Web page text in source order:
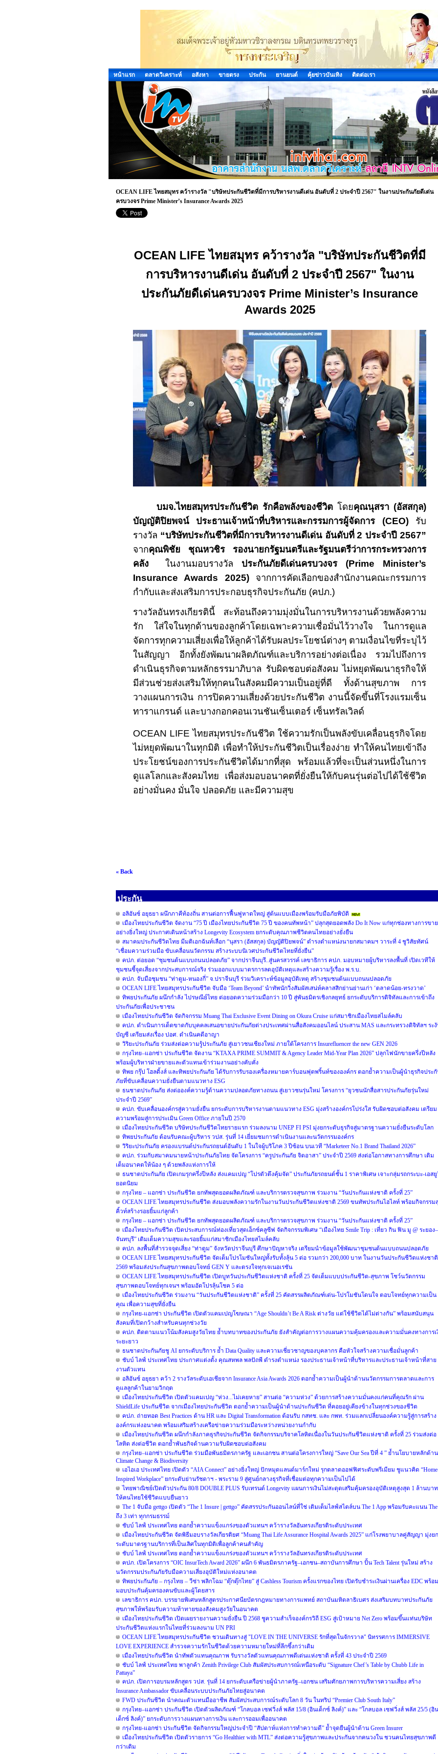
หน้าแรก ตลาดวิเคราะห์ อสังหา ขายตรง ประกัน ยานยนต์ คุ้ยข่าวบันเทิง ติดต่อเรา
OCEAN LIFE ไทยสมุทร คว้ารางวัล "บริษัทประกันชีวิตที่มีการบริหารงานดีเด่น อันดับที่ 2 ประจำปี 2567" ในงานประกันภัยดีเด่น
ครบวงจร Prime Minister’s Insurance Awards 2025
OCEAN LIFEไทยสมุทร คว้ารางวัล "บริษัทประกันชีวิตที่มี
การบริหารงานดีเด่น อันดับที่ 2 ประจำปี 2567" ในงาน
ประกันภัยดีเด่นครบวงจร Prime Minister’s Insurance
Awards 2025
บมจ.ไทยสมุทรประกันชีวิต รักคือพลังของชีวิต โดยคุณนุสรา (อัสสกุล)
บัญญัติปิยพจน์ ประธานเจ้าหน้าที่บริหารและกรรมการผู้จัดการ (CEO)
รับ
รางวัล “บริษัทประกันชีวิตที่มีการบริหารงานดีเด่น อันดับที่2 ประจำปี2567”
จากคุณพิชัย ชุณหวชิร รองนายกรัฐมนตรีและรัฐมนตรีว่าการกระทรวงการ
คลัง
ในงานมอบรางวัล ประกันภัยดีเด่นครบวงจร (Prime Minister’s
Insurance Awards 2025)
จากการคัดเลือกของสำนักงานคณะกรรมการ
กำกับและส่งเสริมการประกอบธุรกิจประกันภัย (คปภ.)
รางวัลอันทรงเกียรตินี้ สะท้อนถึงความมุ่งมั่นในการบริหารงานด้วยพลังความ
รัก ใส่ใจในทุกด้านของลูกค้าโดยเฉพาะความเชื่อมั่นไว้วางใจ ในการดูแล
จัดการทุกความเสี่ยงเพื่อให้ลูกค้าได้รับผลประโยชน์ต่างๆ ตามเงื่อนไขที่ระบุไว้
ในสัญญา อีกทั้งยังพัฒนาผลิตภัณฑ์และบริการอย่างต่อเนื่อง รวมไปถึงการ
ดำเนินธุรกิจตามหลักธรรมาภิบาล รับผิดชอบต่อสังคม ไม่หยุดพัฒนาธุรกิจให้
มีส่วนช่วยส่งเสริมให้ทุกคนในสังคมมีความเป็นอยู่ที่ดี ทั้งด้านสุขภาพ การ
วางแผนการเงิน การปิดความเสี่ยงด้วยประกันชีวิต งานนี้จัดขึ้นที่โรงแรมเซ็น
ทาราแกรนด์ และบางกอกคอนเวนชันเซ็นเตอร์ เซ็นทรัลเวิลด์
OCEAN LIFEไทยสมุทรประกันชีวิต ใช้ความรักเป็นพลังขับเคลื่อนธุรกิจโดย
ไม่หยุดพัฒนาในทุกมิติ เพื่อทำให้ประกันชีวิตเป็นเรื่องง่าย ทำให้คนไทยเข้าถึง
ประโยชน์ของการประกันชีวิตได้มากที่สุด พร้อมแล้วที่จะเป็นส่วนหนึ่งในการ
ดูแลโลกและสังคมไทย เพื่อส่งมอบอนาคตที่ยั่งยืนให้กับคนรุ่นต่อไปได้ใช้ชีวิต
อย่างมั่นคง มั่นใจ ปลอดภัย และมีความสุข
« Back
ประกัน
อลิอันซ์ อยุธยา ผนึกภาคีท้องถิ่น สานต่อการฟื้นฟูหาดใหญ่ สู่ต้นแบบเมืองพร้อมรับมือภัยพิบัติ
เมืองไทยประกันชีวิต จัดงาน “75 ปี เมืองไทยประกันชีวิต 75 ปี ของคนทัพหน้า” ปลุกสุดยอดพลัง Do It Now แก่ทุกช่องทางการขาย
อย่างยิ่งใหญ่ ประกาศเดินหน้าสร้าง Longevity Ecosystem ยกระดับคุณภาพชีวิตคนไทยอย่างยั่งยืน
สมาคมประกันชีวิตไทย มีมติเอกฉันท์เลือก “นุสรา (อัสสกุล) บัญญัติปิยพจน์” ดำรงตำแหน่งนายกสมาคมฯ วาระที่ 4 ชูวิสัยทัศน์
“เชื่อมความร่วมมือ ขับเคลื่อนนวัตกรรม สร้างระบบนิเวศประกันชีวิตไทยที่ยั่งยืน”
คปภ. ต่อยอด “ชุมชนต้นแบบถนนปลอดภัย” จากปราจีนบุรี..สู่นครสวรรค์ เลขาธิการ คปภ. มอบหมายผู้บริหารลงพื้นที่ เปิดเวทีให้
ชุมชนชี้จุดเสี่ยงจากประสบการณ์จริง ร่วมออกแบบมาตรการลดอุบัติเหตุและสร้างความรู้เรื่อง พ.ร.บ.
คปภ. จับมือชุมชน “ท่าตูม-หนองกี่” จ.ปราจีนบุรี ร่วมวิเคราะห์ข้อมูลอุบัติเหตุ สร้างชุมชนต้นแบบถนนปลอดภัย
OCEAN LIFE ไทยสมุทรประกันชีวิต จับมือ ‘Team Beyond’ นำทัพนักวิ่งสัมผัสเสน่ห์คลาสสิกย่านย่านเก่า ‘ตลาดน้อย-ทรงวาด’
ทิพยประกันภัย ผนึกกำลัง ไปรษณีย์ไทย ต่อยอดความร่วมมือกว่า 10 ปี สู่พันธมิตรเชิงกลยุทธ์ ยกระดับบริการดิจิทัลและการเข้าถึง
ประกันภัยเพื่อประชาชน
เมืองไทยประกันชีวิต จัดกิจกรรม Muang Thai Exclusive Event Dining on Okura Cruise แก่สมาชิกเมืองไทยสไมล์คลับ
คปภ. ดำเนินการเด็ดขาดกับบุคคลเสนอขายประกันภัยต่างประเทศผ่านสื่อสังคมออนไลน์ ประสาน MAS และกระทรวงดิจิทัลฯ ระ
บัญชี เตรียมส่งเรื่อง ปอศ. ดำเนินคดีอาญา
วิริยะประกันภัย ร่วมส่งต่อความรู้ประกันภัย สู่เยาวชนเชียงใหม่ ภายใต้โครงการ Insurefluencer the new GEN 2026
กรุงไทย–แอกซ่า ประกันชีวิต จัดงาน “KTAXA PRIME SUMMIT & Agency Leader Mid-Year Plan 2026” ปลุกไฟนักขายครึ่งปีหลัง
พร้อมผู้บริหารฝ่ายขายและตัวแทนเข้าร่วมงานอย่างคับคั่ง
ทิพย กรุ๊ป โฮลดิ้งส์ และทิพยประกันภัย ได้รับการรับรองเครื่องหมายคาร์บอนฟุตพริ้นท์ขององค์กร ตอกย้ำความเป็นผู้นำธุรกิจประ
ภัยที่ขับเคลื่อนความยั่งยืนตามแนวทาง ESG
ธนชาตประกันภัย ส่งต่อองค์ความรู้ด้านความปลอดภัยทางถนน สู่เยาวชนรุ่นใหม่ โครงการ “ยุวชนนักสื่อสารประกันภัยรุ่นใหม่
ประจำปี 2569”
คปภ. ขับเคลื่อนองค์กรสู่ความยั่งยืน ยกระดับการบริหารงานตามแนวทาง ESG มุ่งสร้างองค์กรโปร่งใส รับผิดชอบต่อสังคม เตรียม
ความพร้อมสู่การประเมิน Green Office ภายในปี 2570
เมืองไทยประกันชีวิต บริษัทประกันชีวิตไทยรายแรก ร่วมลงนาม UNEP FI PSI มุ่งยกระดับธุรกิจสู่มาตรฐานความยั่งยืนระดับโลก
ทิพยประกันภัย ต้อนรับคณะผู้บริหาร วปส. รุ่นที่ 14 เยี่ยมชมการดำเนินงานและนวัตกรรมองค์กร
วิริยะประกันภัย ครองแบรนด์ประกันรถยนต์อันดับ 1 ในใจผู้บริโภค 3 ปีซ้อน บนเวที “Marketeer No.1 Brand Thailand 2026”
คปภ. ร่วมกับสมาคมนายหน้าประกันภัยไทย จัดโครงการ “ครูประกันภัย จิตอาสา” ประจำปี 2569 ส่งต่อโอกาสทางการศึกษา เติม
เต็มอนาคตให้น้อง ๆ ด้วยพลังแห่งการให้
ธนชาตประกันภัย เปิดเกมรุกครึ่งปีหลัง ส่งแคมเปญ “โปรตัวตึงคุ้มจัด” ประกันภัยรถยนต์ชั้น 1 ราคาพิเศษ เจาะกลุ่มรถกระบะ-เอส
ยอดนิยม
กรุงไทย – แอกซ่า ประกันชีวิต ยกทัพสุดยอดผลิตภัณฑ์ และบริการตรวจสุขภาพ ร่วมงาน “วันประกันแห่งชาติ ครั้งที่ 25”
OCEAN LIFE ไทยสมุทรประกันชีวิต ส่งมอบพลังความรักในงานวันประกันชีวิตแห่งชาติ 2569 ขนทัพประกันไฮไลท์ พร้อมกิจกรรม
คิ้วท์สร้างรอยยิ้มแก่ลูกค้า
กรุงไทย – แอกซ่า ประกันชีวิต ยกทัพสุดยอดผลิตภัณฑ์ และบริการตรวจสุขภาพ ร่วมงาน “วันประกันแห่งชาติ ครั้งที่ 25”
เมืองไทยประกันชีวิต เปิดประสบการณ์ท่องเที่ยวสุดเอ็กซ์คลูซีฟ จัดกิจกรรมพิเศษ “เมืองไทย Smile Trip : เที่ยว กิน ฟิน มู @ ระยอง–
จันทบุรี” เติมเต็มความสุขและรอยยิ้มแก่สมาชิกเมืองไทยสไมล์คลับ
คปภ. ลงพื้นที่สำรวจจุดเสี่ยง “ท่าตูม” จังหวัดปราจีนบุรี ศึกษาปัญหาจริง เตรียมนำข้อมูลใช้พัฒนาชุมชนต้นแบบถนนปลอดภัย
OCEAN LIFE ไทยสมุทรประกันชีวิต จัดเต็มโปรโมชันใหญ่ทั้งรับทั้งลุ้น 5 ต่อ รวมกว่า 200,000 บาท ในงานวันประกันชีวิตแห่งชาติ
2569 พร้อมส่งประกันสุขภาพตอบโจทย์ GEN Y และตรงใจทุกเจเนอเรชัน
OCEAN LIFE ไทยสมุทรประกันชีวิต เปิดบูทวันประกันชีวิตแห่งชาติ ครั้งที่ 25 จัดเต็มแบบประกันชีวิต-สุขภาพ โชว์นวัตกรรม
สุขภาพตอบโจทย์ทุกเจนฯ พร้อมอัดโปรลุ้นโชค 5 ต่อ
เมืองไทยประกันชีวิต ร่วมงาน “วันประกันชีวิตแห่งชาติ” ครั้งที่ 25 คัดสรรผลิตภัณฑ์เด่น-โปรโมชันโดนใจ ตอบโจทย์ทุกความเป็น
คุณ เพื่อความสุขที่ยั่งยืน
กรุงไทย-แอกซ่า ประกันชีวิต เปิดตัวแคมเปญโฆษณา “Age Shouldn’t Be A Risk ต่างวัย แต่ใช้ชีวิตได้ไม่ต่างกัน” พร้อมสนับสนุน
สังคมที่เปิดกว้างสำหรับคนทุกช่วงวัย
คปภ. ติดตามแนวโน้มสังคมสูงวัยไทย ย้ำบทบาทของประกันภัย ยังสำคัญต่อการวางแผนความคุ้มครองและความมั่นคงทางการเ
ระยะยาว
ธนชาตประกันภัยชู AI ยกระดับบริการ ย้ำ Data Quality และความเชี่ยวชาญของบุคลากร คือหัวใจสร้างความเชื่อมั่นลูกค้า
ชับบ์ ไลฟ์ ประเทศไทย ประกาศแต่งตั้ง คุณสหพล พลปัถพี ดำรงตำแหน่ง รองประธานเจ้าหน้าที่บริหารและประธานเจ้าหน้าที่สาย
งานตัวแทน
อลิอันซ์ อยุธยา คว้า 2 รางวัลระดับเอเชียจาก Insurance Asia Awards 2026 ตอกย้ำความเป็นผู้นำด้านนวัตกรรมการตลาดและการ
ดูแลลูกค้าในยามวิกฤต
เมืองไทยประกันชีวิต เปิดตัวแคมเปญ “ห่วง...ไม่เคยหาย” สานต่อ “ความห่วง” ด้วยการสร้างความมั่นคงแก่คนที่คุณรัก ผ่าน
ShieldLife ประกันชีวิต จากเมืองไทยประกันชีวิต ตอกย้ำความเป็นผู้นำด้านประกันชีวิต ที่คอยอยู่เคียงข้างในทุกช่วงของชีวิต
คปภ. ถ่ายทอด Best Practices ด้าน HR และ Digital Transformation ต้อนรับ กสทช. และ กพท. ร่วมแลกเปลี่ยนองค์ความรู้สู่การสร้าง
องค์กรแห่งอนาคต พร้อมเสริมสร้างเครือข่ายความร่วมมือระหว่างหน่วยงานกำกับ
เมืองไทยประกันชีวิต ผนึกกำลังภาคธุรกิจประกันชีวิต จัดกิจกรรมบริจาคโลหิตเนื่องในวันประกันชีวิตแห่งชาติ ครั้งที่ 25 ร่วมส่งต่อ
โลหิต ส่งต่อชีวิต ตอกย้ำพันธกิจด้านความรับผิดชอบต่อสังคม
กรุงไทย–แอกซ่า ประกันชีวิต ร่วมมือพันธมิตรภาครัฐ และเอกชน สานต่อโครงการใหญ่ “Save Our Sea ปีที่ 4 ” ย้ำนโยบายหลักด้าน
Climate Change & Biodiversity
เอไอเอ ประเทศไทย เปิดตัว “AIA Connect” อย่างยิ่งใหญ่ ปักหมุดแลนด์มาร์กใหม่ รุกตลาดออฟฟิศระดับพรีเมียม ชูแนวคิด
Inspired Workplace” ยกระดับย่านรัชดาฯ - พระราม 9 สู่ศูนย์กลางธุรกิจที่เชื่อมต่อทุกความเป็นไปได้
ไทยพาณิชย์เปิดตัวประกัน 80/8 DOUBLE PLUS รับเทรนด์ Longevity แผนการเงินไม่สะดุดเสริมคุ้มครองอุบัติเหตุสูงสุด 1 ล้านบาท
ให้คนไทยใช้ชีวิตแบบยืนยาว
The 1 จับมือ gettgo เปิดตัว “The 1 Insure | gettgo” คัดสรรประกันออนไลน์ที่ใช่ เติมเต็มไลฟ์สไตล์บน The 1 App พร้อมรับคะแนน
ถึง 3 เท่า ทุกกรมธรรม์
ชับบ์ ไลฟ์ ประเทศไทย ตอกย้ำความแข็งแกร่งของตัวแทนฯ คว้ารางวัลอันทรงเกียรติระดับประเทศ
เมืองไทยประกันชีวิต จัดพิธีมอบรางวัลเกียรติยศ “Muang Thai Life Assurance Hospital Awards 2025” แก่โรงพยาบาลคู่สัญญา มุ่งยก
ระดับมาตรฐานบริการที่เป็นเลิศในทุกมิติเพื่อลูกค้าคนสำคัญ
ชับบ์ ไลฟ์ ประเทศไทย ตอกย้ำความแข็งแกร่งของตัวแทนฯ คว้ารางวัลอันทรงเกียรติระดับประเทศ
คปภ. เปิดโครงการ “OIC InsurTech Award 2026” ผนึก 6 พันธมิตรภาครัฐ–เอกชน–สถาบันการศึกษา ปั้น Tech Talent รุ่นใหม่ สร้าง
นวัตกรรมประกันภัยรับมือความเสี่ยงอุบัติใหม่แห่งอนาคต
ทิพยประกันภัย – กรุงไทย – วีซ่า พลิกโฉม “ตุ๊กตุ๊กไทย” สู่ Cashless Tourism ครั้งแรกของไทย เปิดรับชำระเงินผ่านเครื่อง EDC พร้อม
มอบประกันคุ้มครองคนขับและผู้โดยสาร
เลขาธิการ คปภ. บรรยายพิเศษหลักสูตรประกาศนียบัตรกฎหมายทางการแพทย์ สถาบันมหิตลาธิเบศร ส่งเสริมบทบาทประกันภัย
สุขภาพให้พร้อมรับความท้าทายของสังคมสูงวัยในอนาคต
เมืองไทยประกันชีวิต เปิดเผยรายงานความยั่งยืน ปี 2568 ชูความสำเร็จองค์กรวิถี ESG สู่เป้าหมาย Net Zero พร้อมขึ้นแท่นบริษัท
ประกันชีวิตแห่งแรกในไทยที่ร่วมลงนาม UN PRI
OCEAN LIFE ไทยสมุทรประกันชีวิต ชวนเดินทางสู่ "LOVE IN THE UNIVERSE รักที่สุดในจักรวาล" นิทรรศการ IMMERSIVE
LOVE EXPERIENCE สำรวจความรักในชีวิตด้วยความหมายใหม่ที่ลึกซึ้งกว่าเดิม
เมืองไทยประกันชีวิต นำทัพตัวแทนคุณภาพ รับรางวัลตัวแทนคุณภาพดีเด่นแห่งชาติ ครั้งที่ 43 ประจำปี 2569
ชับบ์ ไลฟ์ ประเทศไทย พาลูกค้า Zenith Privilege Club สัมผัสประสบการณ์เหนือระดับ “Signature Chef’s Table by Chubb Life in
Pattaya”
คปภ. เปิดการอบรมหลักสูตร วปส. รุ่นที่ 14 ยกระดับเครือข่ายผู้นำภาครัฐ–เอกชน เสริมศักยภาพการบริหารความเสี่ยง สร้าง
Insurance Ambassador ขับเคลื่อนระบบประกันภัยไทยสู่อนาคต
FWD ประกันชีวิต นำคณะตัวแทนมืออาชีพ สัมผัสประสบการณ์ระดับโลก 8 วัน ในทริป “Premier Club South Italy”
กรุงไทย–แอกซ่า ประกันชีวิต เปิดตัวผลิตภัณฑ์ “โกลบอล เซฟวิ่งส์ พลัส 15/8 (อินเด็กซ์ ลิงค์)” และ “โกลบอล เซฟวิ่งส์ พลัส 25/5 (อิน
เด็กซ์ ลิงค์)” ยกระดับการวางแผนทางการเงิน และการออมเพื่ออนาคต
กรุงไทย-แอกซ่า ประกันชีวิต จัดกิจกรรมใหญ่ประจำปี “สัปดาห์แห่งการทำความดี” ย้ำจุดยืนผู้นำด้าน Green Insurer
เมืองไทยประกันชีวิต เปิดตัวรายการ “Go Healthier with MTL” ส่งต่อความรู้สุขภาพและประกันจากคนวงใน ชวนคนไทยสุขภาพดี
กว่าเดิม